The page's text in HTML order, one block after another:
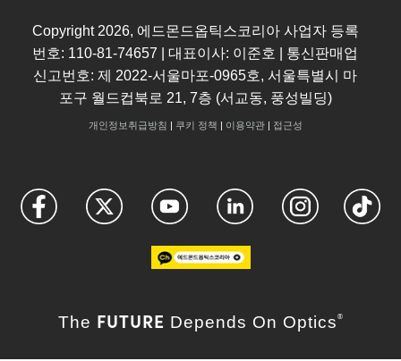
Copyright 2026, 에드몬드옵틱스코리아 사업자 등록
번호: 110-81-74657 | 대표이사: 이준호 | 통신판매업
신고번호: 제 2022-서울마포-0965호, 서울특별시 마
포구 월드컵북로 21, 7층 (서교동, 풍성빌딩)
개인정보취급방침 | 쿠키 정책 | 이용약관| 접근성
The FUTURE Depends On Optics ®